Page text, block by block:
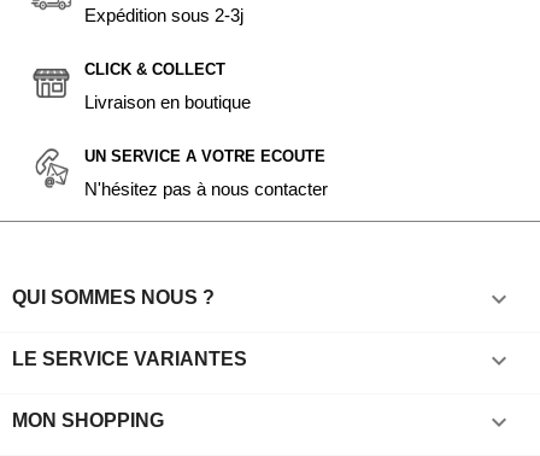
Expédition sous 2-3j
CLICK & COLLECT
Livraison en boutique
UN SERVICE A VOTRE ECOUTE
N'hésitez pas à nous contacter
QUI SOMMES NOUS ? 
LE SERVICE VARIANTES 
MON SHOPPING 